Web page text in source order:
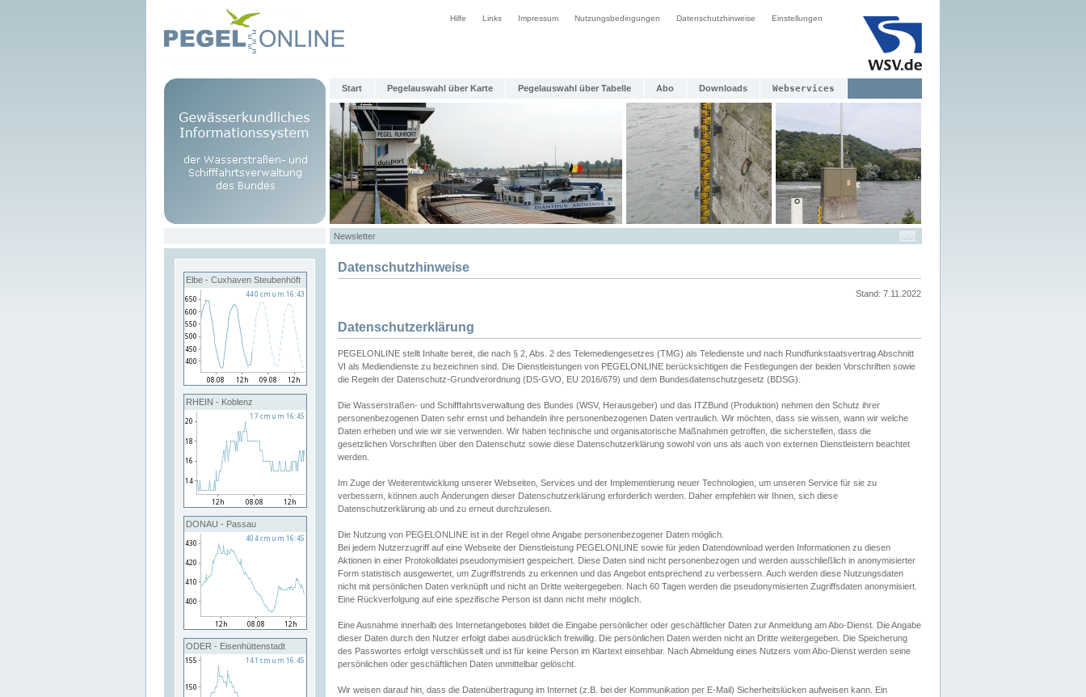
Hilfe Links Impressum Nutzungsbedingungen Datenschutzhinweise Einstellungen
Start Pegelauswahl über Karte Pegelauswahl über Tabelle Abo Downloads Webservices
Newsletter
Elbe - Cuxhaven Steubenhöft
RHEIN - Koblenz
DONAU - Passau
ODER - Eisenhüttenstadt
Datenschutzhinweise
Stand: 7.11.2022
Datenschutzerklärung
PEGELONLINE stellt Inhalte bereit, die nach § 2, Abs. 2 des Telemediengesetzes (TMG) als Teledienste und nach Rundfunkstaatsvertrag Abschnitt
VI als Mediendienste zu bezeichnen sind. Die Dienstleistungen von PEGELONLINE berücksichtigen die Festlegungen der beiden Vorschriften sowie
die Regeln der Datenschutz-Grundverordnung (DS-GVO, EU 2016/679) und dem Bundesdatenschutzgesetz (BDSG).
Die Wasserstraßen- und Schifffahrtsverwaltung des Bundes (WSV, Herausgeber) und das ITZBund (Produktion) nehmen den Schutz ihrer
personenbezogenen Daten sehr ernst und behandeln ihre personenbezogenen Daten vertraulich. Wir möchten, dass sie wissen, wann wir welche
Daten erheben und wie wir sie verwenden. Wir haben technische und organisatorische Maßnahmen getroffen, die sicherstellen, dass die
gesetzlichen Vorschriften über den Datenschutz sowie diese Datenschutzerklärung sowohl von uns als auch von externen Dienstleistern beachtet
werden.
Im Zuge der Weiterentwicklung unserer Webseiten, Services und der Implementierung neuer Technologien, um unseren Service für sie zu
verbessern, können auch Änderungen dieser Datenschutzerklärung erforderlich werden. Daher empfehlen wir Ihnen, sich diese
Datenschutzerklärung ab und zu erneut durchzulesen.
Die Nutzung von PEGELONLINE ist in der Regel ohne Angabe personenbezogener Daten möglich.
Bei jedem Nutzerzugriff auf eine Webseite der Dienstleistung PEGELONLINE sowie für jeden Datendownload werden Informationen zu diesen
Aktionen in einer Protokolldatei pseudonymisiert gespeichert. Diese Daten sind nicht personenbezogen und werden ausschließlich in anonymisierter
Form statistisch ausgewertet, um Zugriffstrends zu erkennen und das Angebot entsprechend zu verbessern. Auch werden diese Nutzungsdaten
nicht mit persönlichen Daten verknüpft und nicht an Dritte weitergegeben. Nach 60 Tagen werden die pseudonymisierten Zugriffsdaten anonymisiert.
Eine Rückverfolgung auf eine spezifische Person ist dann nicht mehr möglich.
Eine Ausnahme innerhalb des Internetangebotes bildet die Eingabe persönlicher oder geschäftlicher Daten zur Anmeldung am Abo-Dienst. Die Angabe
dieser Daten durch den Nutzer erfolgt dabei ausdrücklich freiwillig. Die persönlichen Daten werden nicht an Dritte weitergegeben. Die Speicherung
des Passwortes erfolgt verschlüsselt und ist für keine Person im Klartext einsehbar. Nach Abmeldung eines Nutzers vom Abo-Dienst werden seine
persönlichen oder geschäftlichen Daten unmittelbar gelöscht.
Wir weisen darauf hin, dass die Datenübertragung im Internet (z.B. bei der Kommunikation per E-Mail) Sicherheitslücken aufweisen kann. Ein